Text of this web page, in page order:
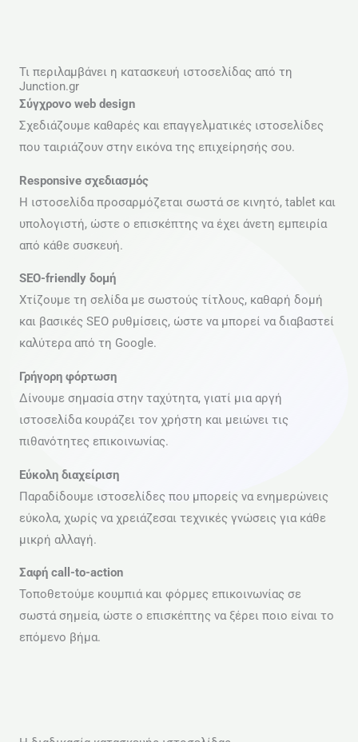
Τι περιλαμβάνει η κατασκευή ιστοσελίδας από τη
Junction.gr
Σύγχρονο web design
Σχεδιάζουμε καθαρές και επαγγελματικές ιστοσελίδες
που ταιριάζουν στην εικόνα της επιχείρησής σου.
Responsive σχεδιασμός
Η ιστοσελίδα προσαρμόζεται σωστά σε κινητό, tablet και
υπολογιστή, ώστε ο επισκέπτης να έχει άνετη εμπειρία
από κάθε συσκευή.
SEO-friendly δομή
Χτίζουμε τη σελίδα με σωστούς τίτλους, καθαρή δομή
και βασικές SEO ρυθμίσεις, ώστε να μπορεί να διαβαστεί
καλύτερα από τη Google.
Γρήγορη φόρτωση
Δίνουμε σημασία στην ταχύτητα, γιατί μια αργή
ιστοσελίδα κουράζει τον χρήστη και μειώνει τις
πιθανότητες επικοινωνίας.
Εύκολη διαχείριση
Παραδίδουμε ιστοσελίδες που μπορείς να ενημερώνεις
εύκολα, χωρίς να χρειάζεσαι τεχνικές γνώσεις για κάθε
μικρή αλλαγή.
Σαφή call-to-action
Τοποθετούμε κουμπιά και φόρμες επικοινωνίας σε
σωστά σημεία, ώστε ο επισκέπτης να ξέρει ποιο είναι το
επόμενο βήμα.